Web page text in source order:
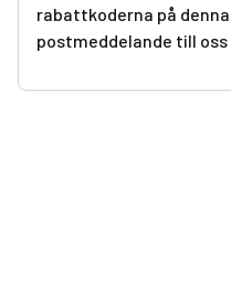
rabattkoderna på
postmeddelande till oss